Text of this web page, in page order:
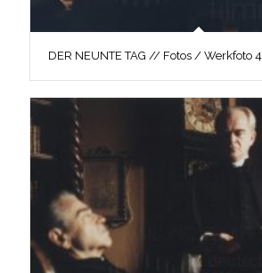
DER NEUNTE TAG // Fotos / Werkfoto 4